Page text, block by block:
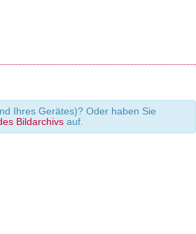
Ihres Gerätes)? Oder haben Sie
Bildarchivs auf.